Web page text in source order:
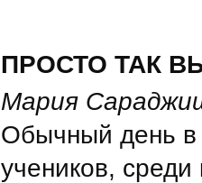
ПРОСТО ТАК
Мария
Обычный день в
учеников, среди